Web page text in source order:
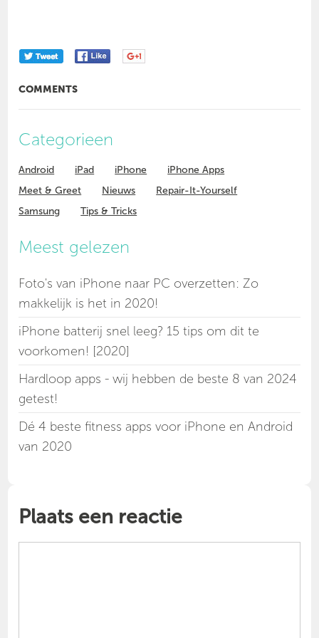
COMMENTS
Categorieen
Android iPad iPhone
iPhone Apps
Meet & Greet
Nieuws
Repair-It-Yourself
Samsung
Tips & Tricks
Meest gelezen
Foto's van iPhone naar PC overzetten: Zo
makkelijk is het in 2020!
iPhone batterij snel leeg? 15 tips om dit te
voorkomen! [2020]
Hardloop apps - wij hebben de beste 8 van 2024
getest!
Dé 4 beste fitness apps voor iPhone en Android
van 2020
Plaats een reactie